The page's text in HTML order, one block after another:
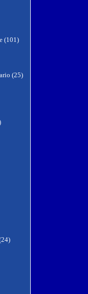
(101)
(25)